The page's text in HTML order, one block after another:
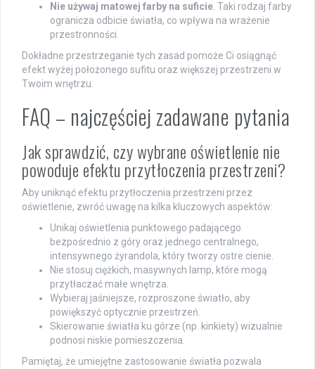
Nie używaj matowej farby na suficie . Taki rodzaj farby
ogranicza odbicie światła, co wpływa na wrażenie
przestronności.
Dokładne przestrzeganie tych zasad pomoże Ci osiągnąć
efekt wyżej położonego sufitu oraz większej przestrzeni w
Twoim wnętrzu.
FAQ – najczęściej zadawane pytania
Jak sprawdzić, czy wybrane oświetlenie nie
powoduje efektu przytłoczenia przestrzeni?
Aby uniknąć efektu przytłoczenia przestrzeni przez
oświetlenie, zwróć uwagę na kilka kluczowych aspektów:
Unikaj oświetlenia punktowego padającego
bezpośrednio z góry oraz jednego centralnego,
intensywnego żyrandola, który tworzy ostre cienie.
Nie stosuj ciężkich, masywnych lamp, które mogą
przytłaczać małe wnętrza.
Wybieraj jaśniejsze, rozproszone światło, aby
powiększyć optycznie przestrzeń.
Skierowanie światła ku górze (np. kinkiety) wizualnie
podnosi niskie pomieszczenia.
Pamiętaj, że umiejętne zastosowanie światła pozwala